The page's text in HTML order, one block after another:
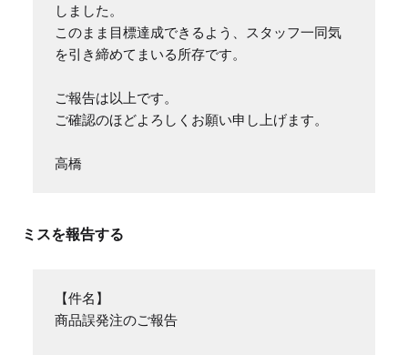
しました。
このまま目標達成できるよう、スタッフ一同気
を引き締めてまいる所存です。
ご報告は以上です。
ご確認のほどよろしくお願い申し上げます。
高橋
ミスを報告する
【件名】
商品誤発注のご報告